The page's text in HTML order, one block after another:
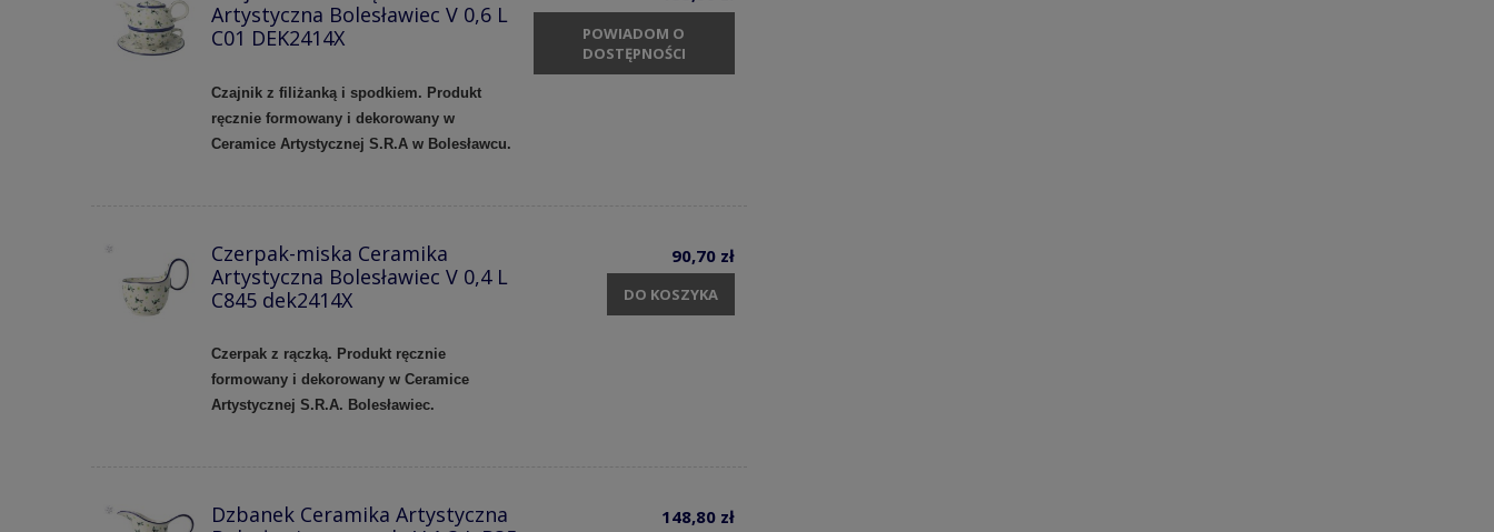
Artystyczna Bolesławiec V 0,6 L
C01 DEK2414X
Czajnik z filiżanką i spodkiem. Produkt
ręcznie formowany i dekorowany w
Ceramice Artystycznej S.R.A w Bolesławcu.
POWIADOM O
DOSTĘPNOŚCI
Czerpak-miska Ceramika
Artystyczna Bolesławiec V 0,4 L
C845 dek2414X
Czerpak z rączką. Produkt ręcznie
formowany i dekorowany w Ceramice
Artystycznej S.R.A. Bolesławiec.
90,70 zł
DO KOSZYKA
Dzbanek Ceramika Artystyczna
148,80 zł